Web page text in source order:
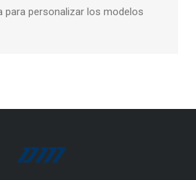
para personalizar los modelos